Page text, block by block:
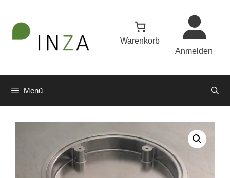
Warenkorb
Anmelden
Menü